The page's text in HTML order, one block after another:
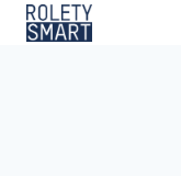
Przejdź